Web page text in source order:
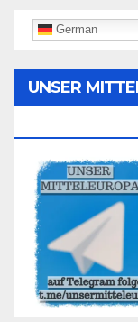
German
UNSER